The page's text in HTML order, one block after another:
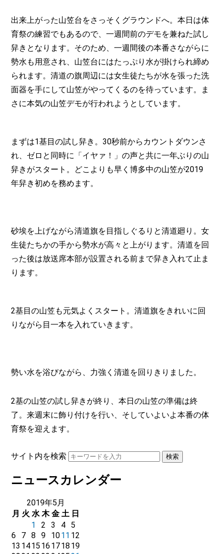
出来上がった山笠台をさっそくグラウンドへ。本日は体
育祭の練習でもあるので、一週間前のデモを兼ねた試し
舁きとなります。そのため、一週間後の本番さながらに
勢水も用意され、山笠台にはたっぷり水が掛けられ締め
られます。清道の旗周辺には女生徒たちが水を張った洗
面器を手にして山笠がやってくるのを待っています。ま
さに本気の山笠デモが行われようとしています。
まずは1基目の試し舁き。30秒前からカウントダウンさ
れ、ゼロと同時に「イヤァ！」の声と共に一年ぶりの山
舁きがスタート。どこよりも早く博多中の山笠が2019
年舁き初めを務めます。
砂埃を上げながら清道旗を目指しぐるりと清道廻り。女
生徒たちかの手から勢水が高々と上がります。清道を回
った後は放送席本部が設置される前まで舁き入れて止ま
ります。
2基目の山笠も元気よくスタート。清道旗をきれいに回
りながら目一本を入れていきます。
勢い水を浴びながら、力強く清道を回りきりました。
2基の山笠の試し舁きが終り、本日の山笠の準備は終
了。来週末に飾り付けを行い、そしていよいよ本番の体
育祭を迎えます。
サイト内を検索
ニュースカレンダー
2019年5月
月 火 水 木 金 土 日
1
2 3 4
5
6
7 8 9 1011 12
13 1415 16 171819